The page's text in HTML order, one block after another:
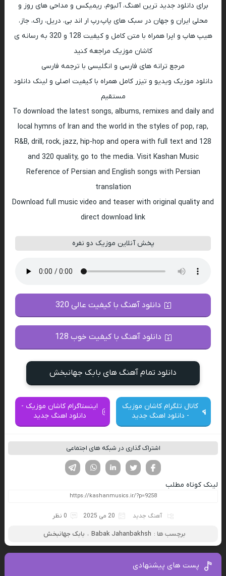
برای دانلود جدید ترین اهنگ، آلبوم، ریمیکس و مداحی های روز و
محلی ایران و جهان در سبک های پاپ،رپ ار اند بی، دریل، راک، جاز،
هیپ هاپ و اپرا همراه با متن کامل و کیفیت 128 و 320 به رسانه ی
کاشان موزیک مراجعه کنید
مرجع ترانه های فارسی و انگلیسی با ترجمه فارسی
دانلود موزیک ویدیو و تیزر کامل همراه با کیفیت اصلی و لینک دانلود
مستقیم
To download the latest songs, albums, remixes and daily and
local hymns of Iran and the world in the styles of pop, rap,
R&B, drill, rock, jazz, hip-hop and opera with full text and 128
and 320 quality, go to the media. Visit Kashan Music
Reference of Persian and English songs with Persian
translation
Download full music video and teaser with original quality and
direct download link
پخش آنلاین موزیک دو نفره
دانلود آهنگ با کیفیت عالی 320
دانلود آهنگ با کیفیت خوب 128
دانلود تمام آهنگ های بابک جهانبخش
کانال تلگرام کاشان موزیک
- دانلود اهنگ جدید
اینستاگرام کاشان موزیک -
دانلود اهنگ جدید
اشتراک گذاری در شبکه های اجتماعی
لینکدین تویتر
فیسوک
لینک کوتاه مطلب
آهنگ جدید 20 می 2025 0 نظر
برچسب ها : Babak Jahanbakhsh ، بابک جهانبخش
پست های پیشنهادی